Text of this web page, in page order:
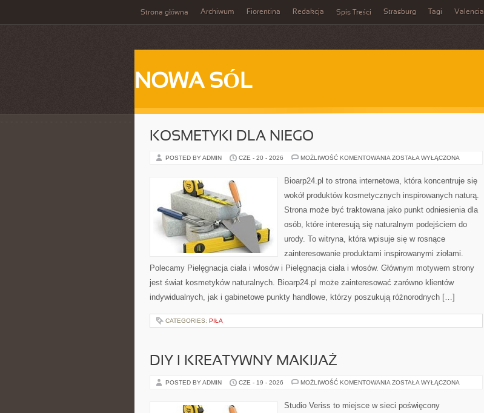
Strona główna Archiwum Fiorentina Redakcja Spis Treści Strasburg Tagi Valencia
NOWA SÓL
KOSMETYKI DLA NIEGO
POSTED BY ADMIN CZE - 20 - 2026 MOŻLIWOŚĆ KOMENTOWANIA KOSMETYKI
ZOSTAŁA WYŁĄCZONA
Bioarp24.pl to strona internetowa, która koncentruje się
wokół produktów kosmetycznych inspirowanych naturą.
Strona może być traktowana jako punkt odniesienia dla
osób, które interesują się naturalnym podejściem do
urody. To witryna, która wpisuje się w rosnące
zainteresowanie produktami inspirowanymi ziołami.
Polecamy Pielęgnacja ciała i włosów i Pielęgnacja ciała i włosów. Głównym motywem strony
jest świat kosmetyków naturalnych. Bioarp24.pl może zainteresować zarówno klientów
indywidualnych, jak i gabinetowe punkty handlowe, którzy poszukują różnorodnych […]
CATEGORIES: PIŁA
DIY I KREATYWNY MAKIJAŻ
POSTED BY ADMIN CZE - 19 - 2026 MOŻLIWOŚĆ KOMENTOWANIA DIY
MAKIJAŻ
ZOSTAŁA WYŁĄCZONA
Studio Veriss to miejsce w sieci poświęcony